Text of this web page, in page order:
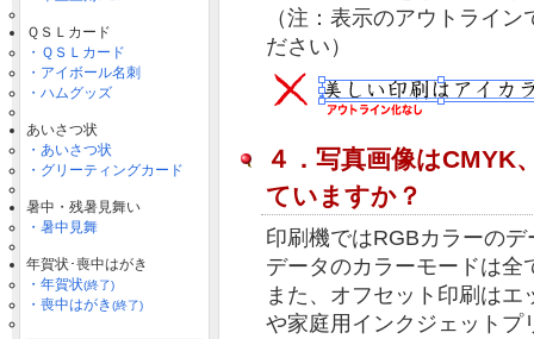
ＱＳＬカード
・ＱＳＬカード
・アイボール名刺
・ハムグッズ
あいさつ状
・あいさつ状
・グリーティングカード
暑中・残暑見舞い
・暑中見舞
年賀状･喪中はがき
・年賀状(終了)
・喪中はがき(終了)
（注：表示のアウトライ
ださい）
４．写真画像は
ていますか？
印刷機ではRGBカラーの
データのカラーモードは全
また、オフセット印刷は
や家庭用インクジェットプ